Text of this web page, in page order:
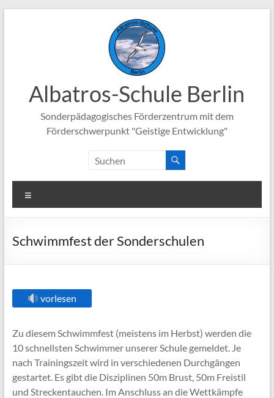
Albatros-Schule Berlin
Sonderpädagogisches Förderzentrum mit dem
Förderschwerpunkt "Geistige Entwicklung"
Schwimmfest der Sonderschulen
vorlesen
Zu diesem Schwimmfest (meistens im Herbst) werden die
10 schnellsten Schwimmer unserer Schule gemeldet. Je
nach Trainingszeit wird in verschiedenen Durchgängen
gestartet. Es gibt die Disziplinen 50m Brust, 50m Freistil
und Streckentauchen. Im Anschluss an die Wettkämpfe